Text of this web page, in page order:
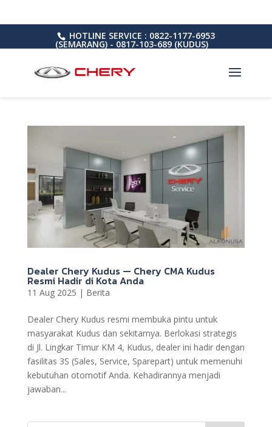
HOTLINE SERVICE : 0822-1177-6953
(SEMARANG) - 0817-103-689 (KUDUS)
Dealer Chery Kudus — Chery CMA Kudus
Resmi Hadir di Kota Anda
11 Aug 2025 | Berita
Dealer Chery Kudus resmi membuka pintu untuk
masyarakat Kudus dan sekitarnya. Berlokasi strategis
di Jl. Lingkar Timur KM 4, Kudus, dealer ini hadir dengan
fasilitas 3S (Sales, Service, Sparepart) untuk memenuhi
kebutuhan otomotif Anda. Kehadirannya menjadi
jawaban...